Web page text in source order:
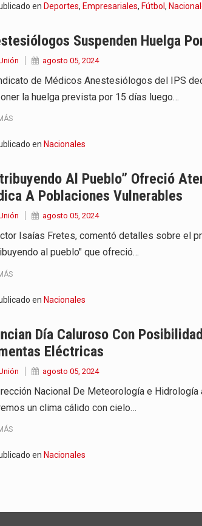
en Deportes, Empresariales, Fútbol ,
Suspenden Huelga
agosto 05, 2024
de Médicos Anestesiólogos del IPS
la huelga prevista por 15 días luego…
en Nacionales
Al Pueblo” Ofreció
A Poblaciones Vulnerables
agosto 05, 2024
Isaías Fretes, comentó detalles sobre el
al pueblo" que ofreció…
en Nacionales
Día Caluroso Con
Eléctricas
agosto 05, 2024
Nacional De Meteorología e Hidrología
un clima cálido con cielo…
en Nacionales